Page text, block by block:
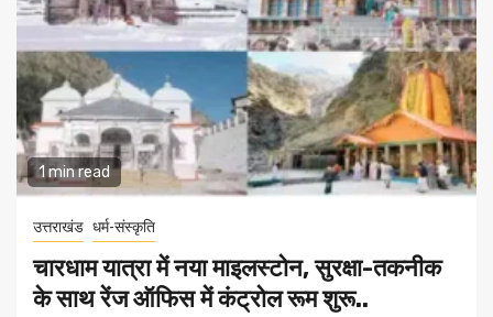
1 min read
उत्तराखंड धर्म-संस्कृति
चारधाम यात्रा में नया माइलस्टोन, सुरक्षा-तकनीक
के साथ रेंज ऑफिस में कंट्रोल रूम शुरू..